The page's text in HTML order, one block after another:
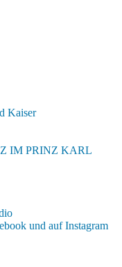
Kaiser
IM PRINZ KARL
und auf Instagram